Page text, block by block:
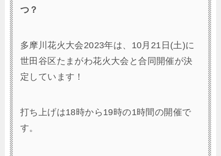
つ？
多摩川花火大会2023年は、10月21日(土)に
世田谷区たまがわ花火大会と合同開催が決
定しています！
打ち上げは18時から19時の1時間の開催で
す。